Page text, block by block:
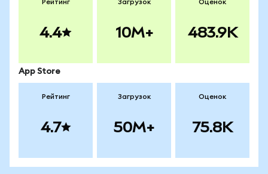
Рейтинг
4.4
Загрузок
10M+
Оценок
483.9K
App Store
Рейтинг
4.7
Загрузок
50M+
Оценок
75.8K